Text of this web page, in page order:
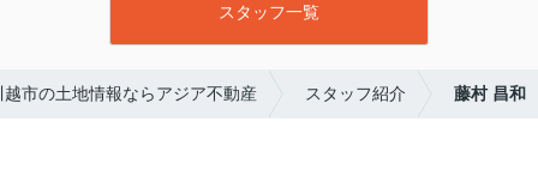
スタッフ一覧
越市の土地情報ならアジア不動産 スタッフ紹介 藤村 昌和